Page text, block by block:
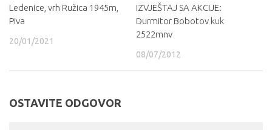
Ledenice, vrh Ružica 1945m,
Piva
20/01/2021
IZVJEŠTAJ SA AKCIJE:
Durmitor Bobotov kuk
2522mnv
08/07/2012
OSTAVITE ODGOVOR